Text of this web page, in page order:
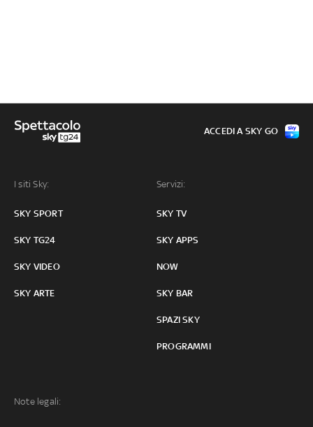
I siti Sky:
SKY SPORT
SKY TG24
SKY VIDEO
SKY ARTE
Servizi:
SKY TV
SKY APPS
NOW
SKY BAR
SPAZI SKY
PROGRAMMI
Note legali:
ACCEDI A SKY GO